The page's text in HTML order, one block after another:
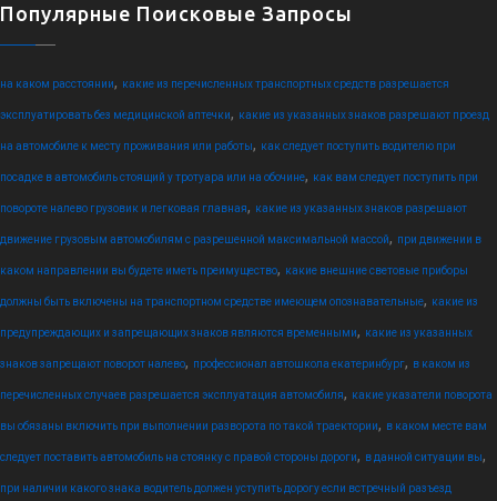
Популярные Поисковые Запросы
на каком расстоянии, какие из перечисленных транспортных средств разрешается
эксплуатировать без медицинской аптечки, какие из указанных знаков разрешают проезд
на автомобиле к месту проживания или работы, как следует поступить водителю при
посадке в автомобиль стоящий у тротуара или на обочине, как вам следует поступить при
повороте налево грузовик и легковая главная, какие из указанных знаков разрешают
движение грузовым автомобилям с разрешенной максимальной массой, при движении в
каком направлении вы будете иметь преимущество, какие внешние световые приборы
должны быть включены на транспортном средстве имеющем опознавательные, какие из
предупреждающих и запрещающих знаков являются временными, какие из указанных
знаков запрещают поворот налево, профессионал автошкола екатеринбург, в каком из
перечисленных случаев разрешается эксплуатация автомобиля, какие указатели поворота
вы обязаны включить при выполнении разворота по такой траектории, в каком месте вам
следует поставить автомобиль на стоянку с правой стороны дороги, в данной ситуации вы,
при наличии какого знака водитель должен уступить дорогу если встречный разъезд